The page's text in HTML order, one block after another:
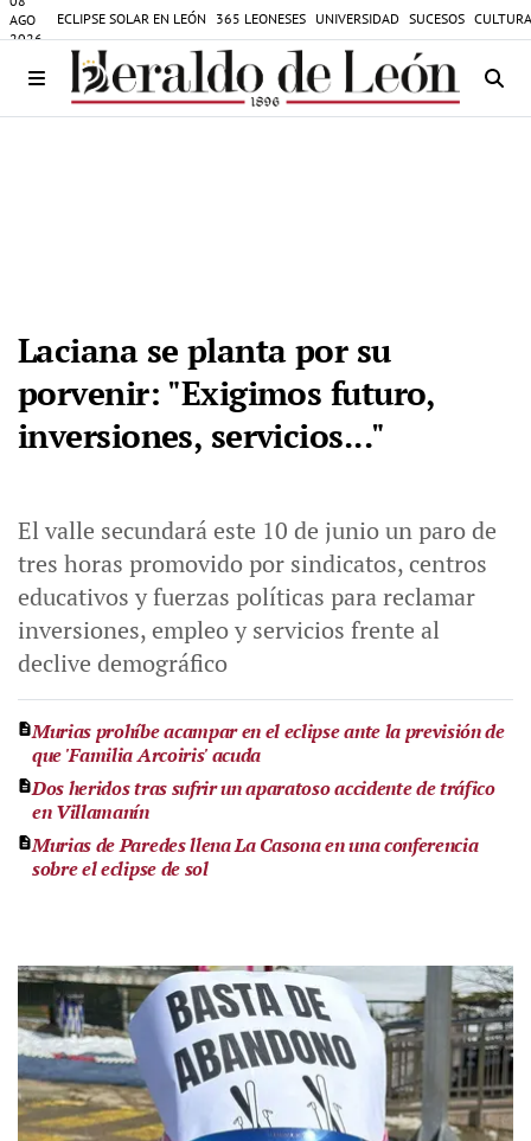
AGO
2026
ECLIPSE SOLAR EN LEÓN 365 LEONESES UNIVERSIDAD SUCESOS
Laciana se planta por su
porvenir: "Exigimos futuro,
inversiones, servicios..."
El valle secundará este 10 de junio un paro de
tres horas promovido por sindicatos, centros
educativos y fuerzas políticas para reclamar
inversiones, empleo y servicios frente al
declive demográfico
Murias prohíbe acampar en el eclipse ante la previsión de
que 'Familia Arcoiris' acuda
Dos heridos tras sufrir un aparatoso accidente de tráfico
en Villamanín
Murias de Paredes llena La Casona en una conferencia
sobre el eclipse de sol